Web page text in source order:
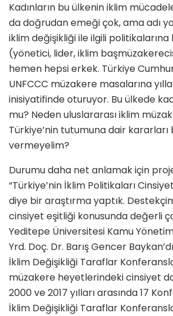
Kadınların bu ülkenin iklim
da doğrudan emeği çok, ama adı
iklim değişikliği ile ilgili
(yönetici, lider, iklim
hemen hepsi erkek. Türkiye
UNFCCC müzake­re masalarına
inisiyatifinde oturuyor. Bu ülkede
mu? Neden uluslararası iklim
Türkiye’nin tutumuna dair kararları
vermeyelim?
Durumu daha net anlamak için
“Türkiye’nin İklim Politi­kaları
diye bir araştırma yaptık.
cinsiyet eşitliği konu­sunda değerli
Ye­ditepe Üniversitesi Kamu
Yrd. Doç. Dr. Barış Gencer
İklim Değişikliği Taraflar
müzakere heyetlerindeki cinsiyet
2000 ve 2017 yılları arasın­da 17
İklim Değişikliği Taraflar